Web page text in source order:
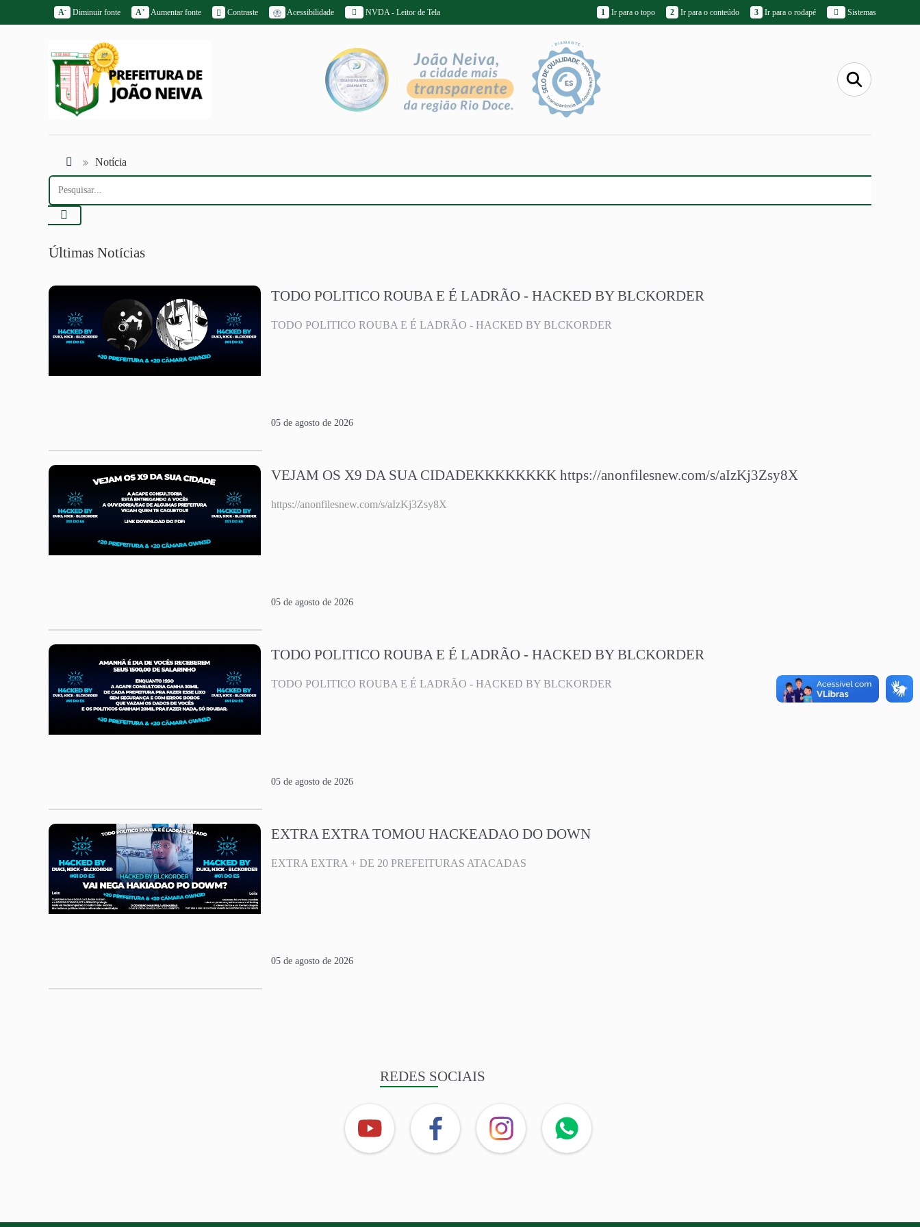
A- Diminuir fonte A+ Aumentar fonte Contraste Acessibilidade NVDA - Leitor de Tela 1 Ir para o topo 2 Ir para o conteúdo 3 Ir para o rodapé Sistemas
Notícia
Últimas Notícias
TODO POLITICO ROUBA E É LADRÃO - HACKED BY BLCKORDER
TODO POLITICO ROUBA E É LADRÃO - HACKED BY BLCKORDER
05 de agosto de 2026
VEJAM OS X9 DA SUA CIDADEKKKKKKKK https://anonfilesnew.com/s/aIzKj3Zsy8X
https://anonfilesnew.com/s/aIzKj3Zsy8X
05 de agosto de 2026
TODO POLITICO ROUBA E É LADRÃO - HACKED BY BLCKORDER
TODO POLITICO ROUBA E É LADRÃO - HACKED BY BLCKORDER
05 de agosto de 2026
EXTRA EXTRA TOMOU HACKEADAO DO DOWN
EXTRA EXTRA + DE 20 PREFEITURAS ATACADAS
05 de agosto de 2026
REDES SOCIAIS